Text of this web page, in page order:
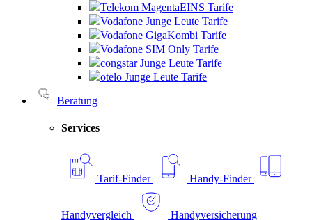
Telekom MagentaEINS Tarife
Vodafone Junge Leute Tarife
Vodafone GigaKombi Tarife
Vodafone SIM Only Tarife
congstar Junge Leute Tarife
otelo Junge Leute Tarife
Beratung
Services
Tarif-Finder Handy-Finder
Handyvergleich
Handyversicherung